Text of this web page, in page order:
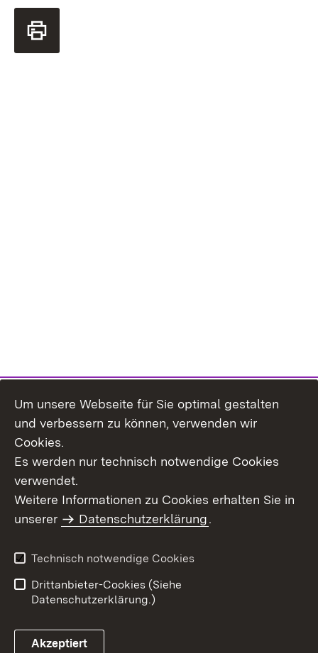
Themenübersicht
Barrierefreiheit
Um unsere Webseite für Sie optimal gestalten
und verbessern zu können, verwenden wir
Cookies.
Es werden nur technisch notwendige Cookies
verwendet.
Weitere Informationen zu Cookies erhalten Sie in
unserer
Datenschutzerklärung.
Technisch notwendige Cookies
Drittanbieter-Cookies (Siehe
Datenschutzerklärung.)
Akzeptiert